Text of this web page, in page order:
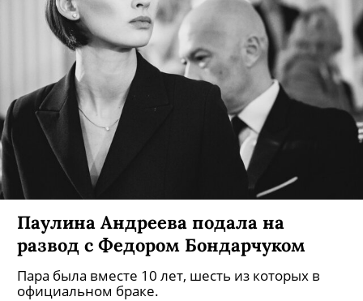
Паулина Андреева подала на
развод с Федором Бондарчуком
Пара была вместе 10 лет, шесть из которых в
официальном браке.